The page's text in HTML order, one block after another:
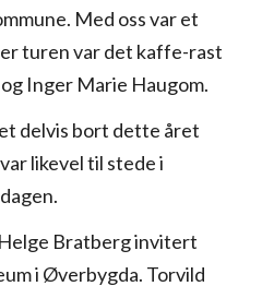
Med oss var et
turen var det kaffe-rast
Inger Marie Haugom.
delvis bort dette året
likevel til stede i
Bratberg invitert
i Øverbygda. Torvild